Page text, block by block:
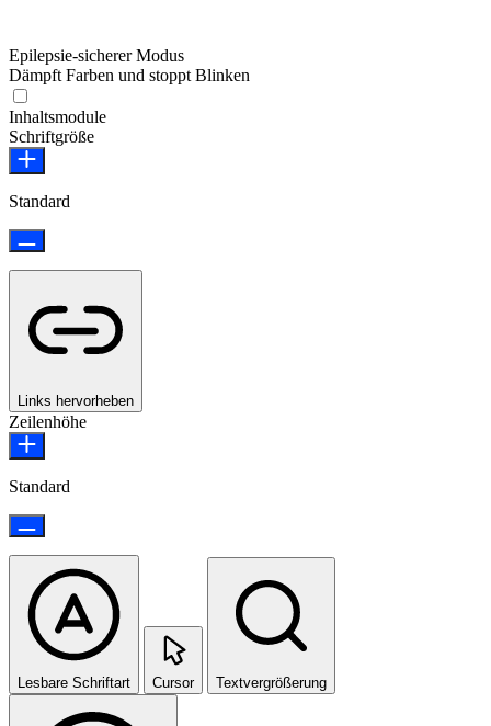
Epilepsie-sicherer Modus
Dämpft Farben und stoppt Blinken
Inhaltsmodule
Schriftgröße
Standard
Links hervorheben
Zeilenhöhe
Standard
Lesbare Schriftart Cursor Textvergrößerung